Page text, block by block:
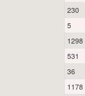
230
5
1298
531
36
1178